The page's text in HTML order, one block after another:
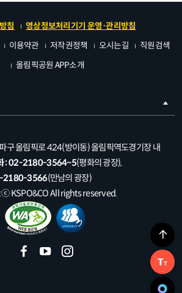
침
영상정보처리기기 운영·관리방침
이용약관 저작권정책 오시는길
직원검색
올림픽공원 APP소개
구 올림픽로 424(방이동) 올림픽역도경기장 내
:02-2180-3564~5(평화의 광장),
2180-3566(만남의 광장)
KSPO&CO All rights reserved.
유
인